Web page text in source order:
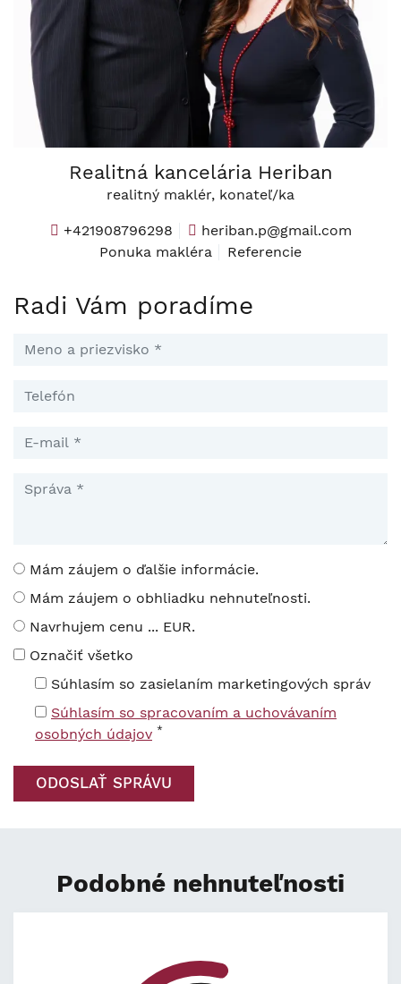
Realitná kancelária Heriban
realitný maklér, konateľ/ka
+421908796298
heriban.p@gmail.com
Ponuka makléra
Referencie
Radi Vám poradíme
Mám záujem o ďalšie informácie.
Mám záujem o obhliadku nehnuteľnosti.
Navrhujem cenu ... EUR.
Označiť všetko
Súhlasím so zasielaním marketingových správ
Súhlasím so spracovaním a uchovávaním
osobných údajov *
Podobné nehnuteľnosti